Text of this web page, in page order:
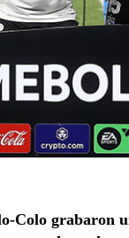
Colo grabaron